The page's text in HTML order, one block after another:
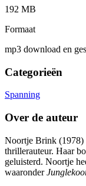
192 MB
Formaat
mp3 download en
Categorieën
Spanning
Over de auteur
Noortje Brink (1978)
thrillerauteur. Haar
geluisterd. Noortje
waaronder